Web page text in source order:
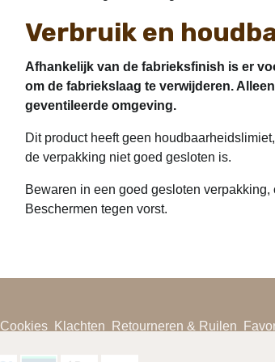
Verbruik en
Afhankelijk van de fabrieksfinish is er
om de fabriekslaag te verwijderen.
geventileerde omgeving.
Dit product heeft geen
de verpakking niet goed gesloten is.
Bewaren in een goed gesloten
Beschermen tegen vorst.
Cookies Klachten Retourneren & Ruilen